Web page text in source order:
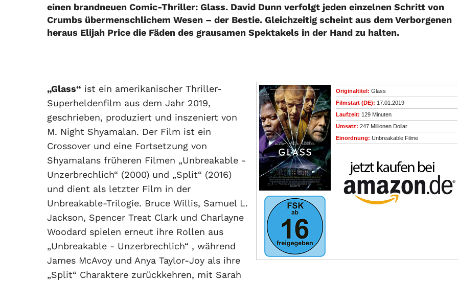
einen brandneuen Comic-Thriller: Glass. David Dunn verfolgt jeden einzelnen Schritt von
Crumbs übermenschlichem Wesen – der Bestie. Gleichzeitig scheint aus dem Verborgenen
heraus Elijah Price die Fäden des grausamen Spektakels in der Hand zu halten.
Originaltitel: Glass
Filmstart (DE): 17.01.2019
Laufzeit: 129 Minuten
Umsatz: 247 Millionen Dollar
Einordnung: Unbreakable Filme
„Glass“ ist ein amerikanischer Thriller-
Superheldenfilm aus dem Jahr 2019,
geschrieben, produziert und inszeniert von
M. Night Shyamalan. Der Film ist ein
Crossover und eine Fortsetzung von
Shyamalans früheren Filmen „Unbreakable -
Unzerbrechlich“ (2000) und „Split“ (2016)
und dient als letzter Film in der
Unbreakable-Trilogie. Bruce Willis, Samuel L.
Jackson, Spencer Treat Clark und Charlayne
Woodard spielen erneut ihre Rollen aus
„Unbreakable - Unzerbrechlich“ , während
James McAvoy und Anya Taylor-Joy als ihre
„Split“ Charaktere zurückkehren, mit Sarah